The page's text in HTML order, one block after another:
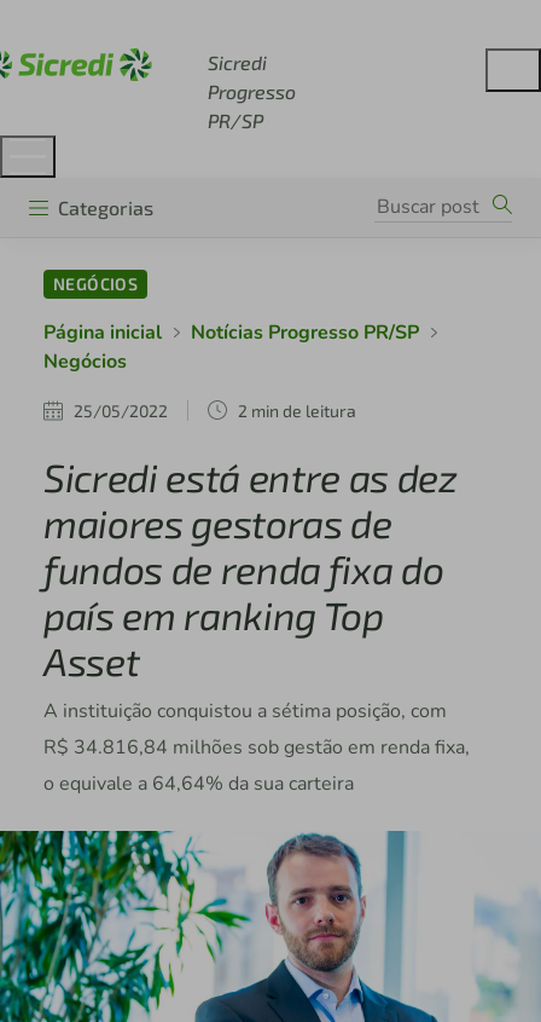
Sicredi
Progresso
PR/SP
Categorias
NEGÓCIOS
Página inicial
Notícias Progresso PR/SP
Negócios
25/05/2022 2 min de leitura
Sicredi está entre as dez
maiores gestoras de
fundos de renda fixa do
país em ranking Top
Asset
A instituição conquistou a sétima posição, com
R$ 34.816,84 milhões sob gestão em renda fixa,
o equivale a 64,64% da sua carteira